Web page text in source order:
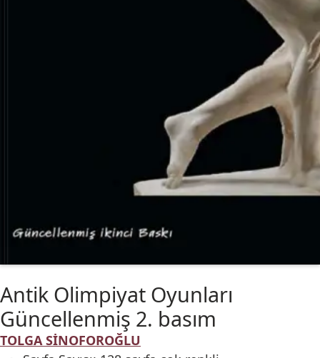
Antik Olimpiyat Oyunları
Güncellenmiş 2. basım
TOLGA SİNOFOROĞLU